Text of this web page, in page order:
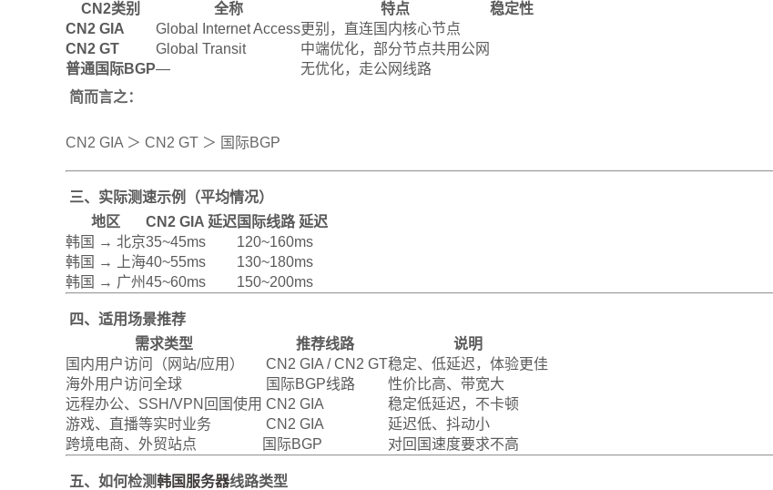
CN2类别
全称 特点
稳定性
CN2 GIA
Global Internet Access更别，直连国内核心节点
CN2 GT
Global Transit
中端优化，部分节点共用公网
普通国际BGP—
无优化，走公网线路
简而言之：
CN2 GIA ＞ CN2 GT ＞ 国际BGP
三、实际测速示例（平均情况）
地区
CN2 GIA 延迟国际线路 延迟
韩国 → 北京35~45ms
120~160ms
韩国 → 上海40~55ms
130~180ms
韩国 → 广州45~60ms 150~200ms
四、适用场景推荐
需求类型
推荐线路
说明
国内用户访问（网站/应用）
CN2 GIA / CN2 GT稳定、低延迟，体验更佳
海外用户访问全球
国际BGP线路
性价比高、带宽大
远程办公、SSH/VPN回国使用 CN2 GIA
稳定低延迟，不卡顿
游戏、直播等实时业务
CN2 GIA
延迟低、抖动小
跨境电商、外贸站点
国际BGP 对回国速度要求不高
五、如何检测韩国服务器线路类型